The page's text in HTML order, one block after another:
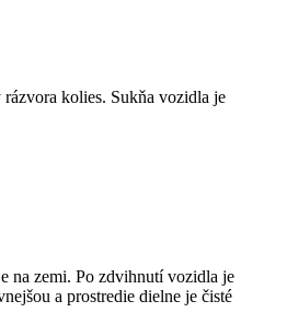
kolies. Sukňa vozidla je
na zemi. Po zdvihnutí vozidla je
a prostredie dielne je čisté